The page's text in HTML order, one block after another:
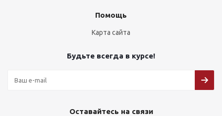
Помощь
Карта сайта
Будьте всегда в курсе!
Оставайтесь на связи